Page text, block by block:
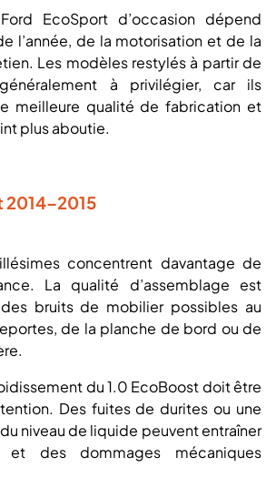
EcoSport d’occasion dépend
l’année, de la motorisation et de la
Les modèles restylés à partir de
à privilégier, car ils
meilleure qualité de fabrication et
plus aboutie.
2014–2015
concentrent davantage de
La qualité d’assemblage est
bruits de mobilier possibles au
de la planche de bord ou de
du 1.0 EcoBoost doit être
Des fuites de durites ou une
niveau de liquide peuvent entraîner
et des dommages mécaniques